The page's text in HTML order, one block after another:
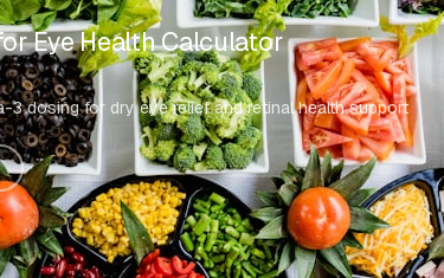
Eye Health Calculator
3 dosing for dry eye relief and retinal health support